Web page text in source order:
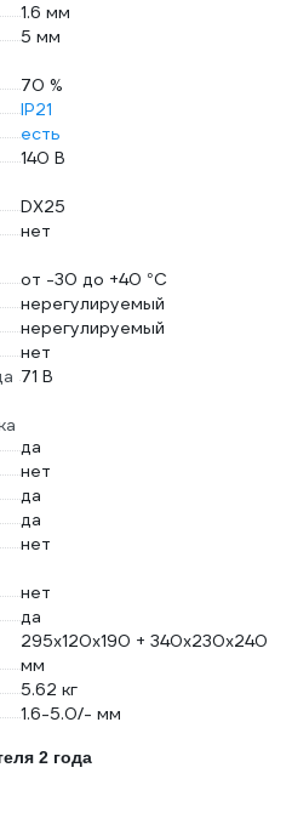
1.6 мм
5 мм
70 %
IP21
есть
140 В
DX25
нет
от -30 до +40 °С
нерегулируемый
нерегулируемый
нет
71 В
да
нет
да
да
нет
нет
да
295х120х190 + 340х230х240
мм
5.62 кг
1.6-5.0/- мм
2 года